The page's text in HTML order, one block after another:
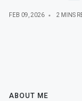
FEB 09, 2026 2 MINS
ABOUT ME